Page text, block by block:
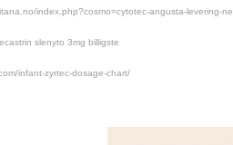
index.php?cosmo=cytotec-angusta-levering-
slenyto 3mg billigste
infant-zyrtec-dosage-chart/